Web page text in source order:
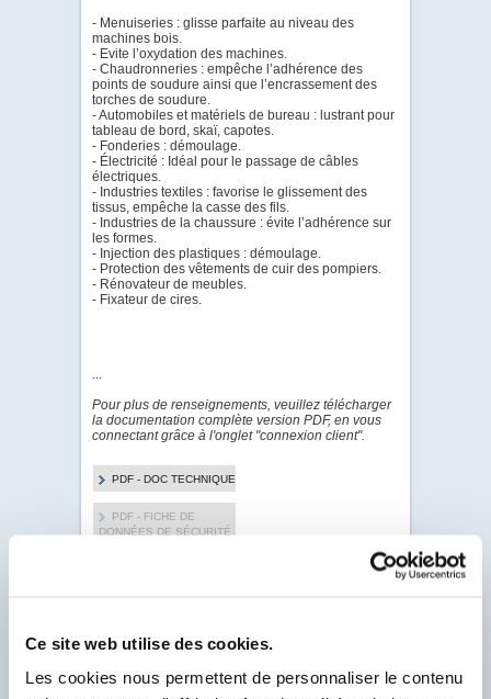
Ce site web utilise des cookies.
Les cookies nous permettent de personnaliser le contenu
PDF - DOC TECHNIQUE
PDF - FICHE DE
DONNÉES DE SÉCURITÉ
Produit.
Client Labo France, saisissez votre N° Compte
commençant par un F.
- Menuiseries : glisse parfaite au niveau des
machines bois.
- Evite l’oxydation des machines.
- Chaudronneries : empêche l’adhérence des
points de soudure ainsi que l’encrassement des
torches de soudure.
- Automobiles et matériels de bureau : lustrant pour
tableau de bord, skaï, capotes.
- Fonderies : démoulage.
- Électricité : Idéal pour le passage de câbles
électriques.
- Industries textiles : favorise le glissement des
tissus, empêche la casse des fils.
- Industries de la chaussure : évite l’adhérence sur
les formes.
- Injection des plastiques : démoulage.
- Protection des vêtements de cuir des pompiers.
- Rénovateur de meubles.
- Fixateur de cires.
...
Pour plus de renseignements, veuillez télécharger
la documentation complète version PDF, en vous
connectant grâce à l'onglet "connexion client".